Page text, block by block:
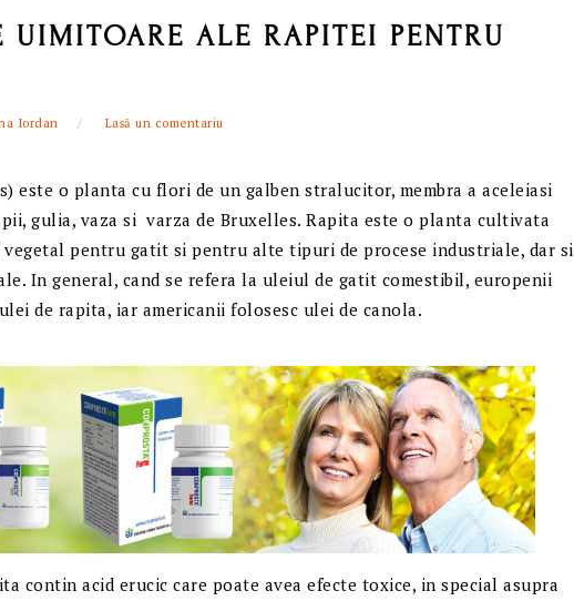
UIMITOARE ALE RAPITEI PENTRU
Iordan Lasă un comentariu
este o planta cu flori de un galben stralucitor, membra a aceleiasi
gulia, vaza si varza de Bruxelles. Rapita este o planta cultivata
pentru gatit si pentru alte tipuri de procese industriale, dar si
In general, cand se refera la uleiul de gatit comestibil, europenii
de rapita, iar americanii folosesc ulei de canola.
contin acid erucic care poate avea efecte toxice, in special asupra